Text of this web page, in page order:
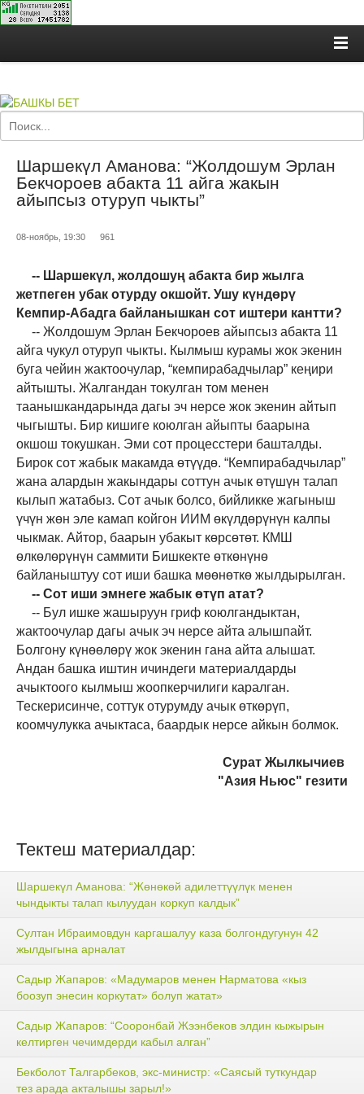
Шаршекүл Аманова: “Жолдошум Эрлан
Бекчороев абакта 11 айга жакын
айыпсыз отуруп чыкты”
08-ноябрь, 19:30 961
-- Шаршекүл, жолдошуң абакта бир жылга
жетпеген убак отурду окшойт. Ушу күндөрү
Кемпир-Абадга байланышкан сот иштери кантти?
-- Жолдошум Эрлан Бекчороев айыпсыз абакта 11
айга чукул отуруп чыкты. Кылмыш курамы жок экенин
буга чейин жактоочулар, “кемпирабадчылар” кеңири
айтышты. Жалгандан токулган том менен
таанышкандарында дагы эч нерсе жок экенин айтып
чыгышты. Бир кишиге коюлган айыпты баарына
окшош токушкан. Эми сот процесстери башталды.
Бирок сот жабык макамда өтүүдө. “Кемпирабадчылар”
жана алардын жакындары соттун ачык өтүшүн талап
кылып жатабыз. Сот ачык болсо, бийликке жагыныш
үчүн жөн эле камап койгон ИИМ өкүлдөрүнүн калпы
чыкмак. Айтор, баарын убакыт көрсөтөт. КМШ
өлкөлөрүнүн саммити Бишкекте өткөнүнө
байланыштуу сот иши башка мөөнөткө жылдырылган.
-- Сот иши эмнеге жабык өтүп атат?
-- Бул ишке жашыруун гриф коюлгандыктан,
жактоочулар дагы ачык эч нерсе айта алышпайт.
Болгону күнөөлөрү жок экенин гана айта алышат.
Андан башка иштин ичиндеги материалдарды
ачыктоого кылмыш жоопкерчилиги каралган.
Тескерисинче, соттук отурумду ачык өткөрүп,
коомчулукка ачыктаса, баардык нерсе айкын болмок.
Сурат Жылкычиев
"Азия Ньюс" гезити
Тектеш материалдар:
Шаршекүл Аманова: “Жөнөкөй адилеттүүлүк менен
чындыкты талап кылуудан коркуп калдык”
Султан Ибраимовдун каргашалуу каза болгондугунун 42
жылдыгына арналат
Садыр Жапаров: «Мадумаров менен Нарматова «кыз
боозуп энесин коркутат» болуп жатат»
Садыр Жапаров: “Сооронбай Жээнбеков элдин кыжырын
келтирген чечимдерди кабыл алган”
Бекболот Талгарбеков, экс-министр: «Саясый туткундар
тез арада акталышы зарыл!»